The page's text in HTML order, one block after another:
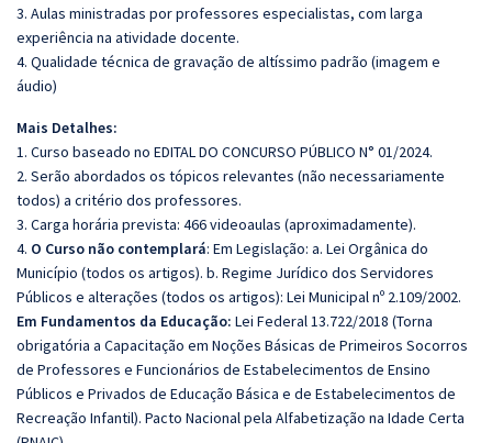
3. Aulas ministradas por professores especialistas, com larga
experiência na atividade docente.
4. Qualidade técnica de gravação de altíssimo padrão (imagem e
áudio)
Mais Detalhes:
1. Curso baseado no EDITAL DO CONCURSO PÚBLICO N° 01/2024.
2. Serão abordados os tópicos relevantes (não necessariamente
todos) a critério dos professores.
3. Carga horária prevista: 466 videoaulas (aproximadamente).
4. O Curso não contemplará: Em Legislação: a. Lei Orgânica do
Município (todos os artigos). b. Regime Jurídico dos Servidores
Públicos e alterações (todos os artigos): Lei Municipal nº 2.109/2002.
Em Fundamentos da Educação: Lei Federal 13.722/2018 (Torna
obrigatória a Capacitação em Noções Básicas de Primeiros Socorros
de Professores e Funcionários de Estabelecimentos de Ensino
Públicos e Privados de Educação Básica e de Estabelecimentos de
Recreação Infantil). Pacto Nacional pela Alfabetização na Idade Certa